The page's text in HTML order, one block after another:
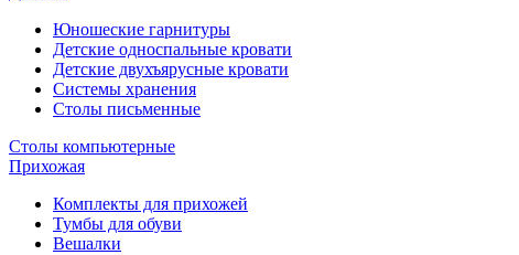
Юношеские гарнитуры
Детские односпальные кровати
Детские двухъярусные кровати
Системы хранения
Столы письменные
Столы компьютерные
Прихожая
Комплекты для прихожей
Тумбы для обуви
Вешалки